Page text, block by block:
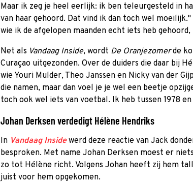
Maar ik zeg je heel eerlijk: ik ben teleurgesteld in
van haar gehoord. Dat vind ik dan toch wel
wie ik de afgelopen maanden echt iets heb gehoord,
Net als Vandaag Inside, wordt De Oranjezomerde
Curaçao uitgezonden. Over de duiders die daar bij
wie Youri Mulder, Theo Janssen en Nicky van der
die namen, maar dan voel je je wel een beetje
toch ook wel iets van voetbal. Ik heb tussen 1978 en
Johan Derksen verdedigt Hélène Hendriks
In Vandaag Inside werd deze reactie van Jack
besproken. Met name Johan Derksen moest er
zo tot Hélène richt. Volgens Johan heeft zij hem
juist voor hem opgekomen.